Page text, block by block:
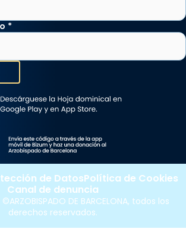
*
DE BARCELONA, todos los
derechos reservados.
de DatosPolítica de Cookies
Canal de denuncia